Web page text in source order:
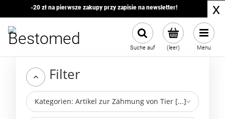
-20 zł na pierwsze zakupy przy zapisie na newsletter! x
(leer)
Suche auf Menu
Filter
Kategorien: Artikel zur Zähmung von Tier [...]